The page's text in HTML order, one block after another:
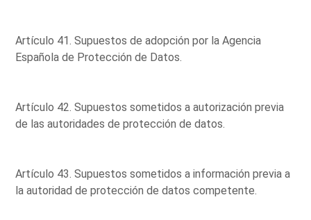
Artículo 41. Supuestos de adopción por la Agencia
Española de Protección de Datos.
Artículo 42. Supuestos sometidos a autorización previa
de las autoridades de protección de datos.
Artículo 43. Supuestos sometidos a información previa a
la autoridad de protección de datos competente.